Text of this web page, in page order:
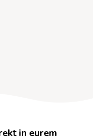
in eurem